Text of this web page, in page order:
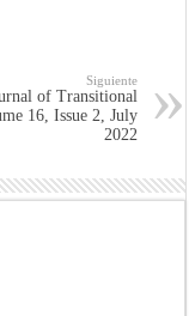
Siguiente
of Transitional
16, Issue 2, July
2022